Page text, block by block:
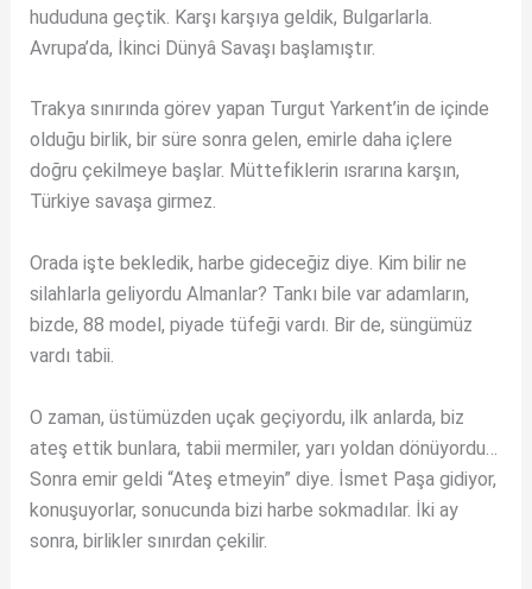
hududuna geçtik. Karşı karşıya geldik, Bulgarlarla.
Avrupa’da, İkinci Dünyâ Savaşı başlamıştır.
Trakya sınırında görev yapan Turgut Yarkent’in de içinde
olduğu birlik, bir süre sonra gelen, emirle daha içlere
doğru çekilmeye başlar. Müttefiklerin ısrarına karşın,
Türkiye savaşa girmez.
Orada işte bekledik, harbe gideceğiz diye. Kim bilir ne
silahlarla geliyordu Almanlar? Tankı bile var adamların,
bizde, 88 model, piyade tüfeği vardı. Bir de, süngümüz
vardı tabii.
O zaman, üstümüzden uçak geçiyordu, ilk anlarda, biz
ateş ettik bunlara, tabii mermiler, yarı yoldan dönüyordu…
Sonra emir geldi “Ateş etmeyin” diye. İsmet Paşa gidiyor,
konuşuyorlar, sonucunda bizi harbe sokmadılar. İki ay
sonra, birlikler sınırdan çekilir.